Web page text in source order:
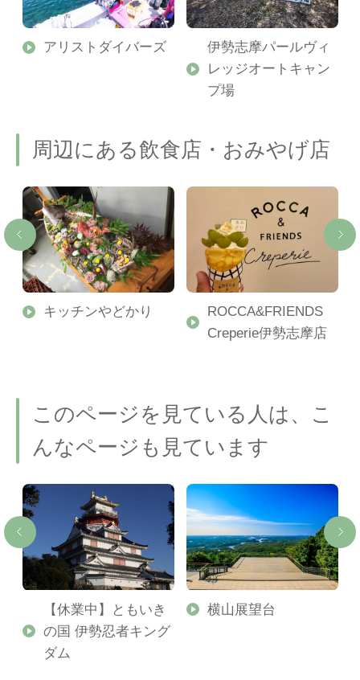
アリストダイバーズ
伊勢志摩パールヴィ
レッジオートキャン
プ場
周辺にある飲食店・おみやげ店
キッチンやどかり
ROCCA&FRIENDS
Creperie伊勢志摩店
このページを見ている人は、こ
んなページも見ています
【休業中】ともいき
の国 伊勢忍者キング
ダム
横山展望台